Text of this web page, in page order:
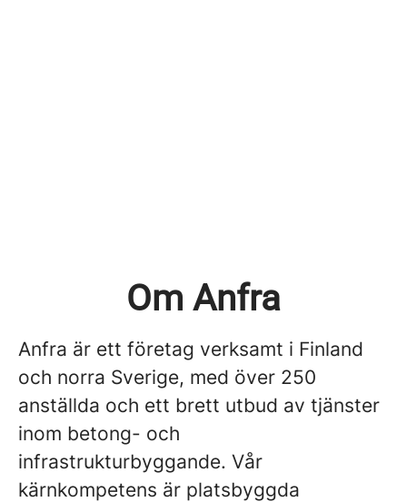
Om Anfra
Anfra är ett företag verksamt i Finland
och norra Sverige, med över 250
anställda och ett brett utbud av tjänster
inom betong- och
infrastrukturbyggande. Vår
kärnkompetens är platsbyggda